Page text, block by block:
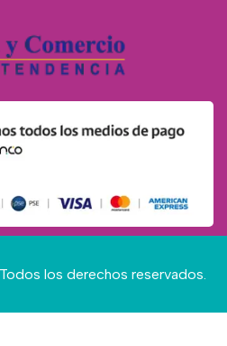
los derechos reservados.